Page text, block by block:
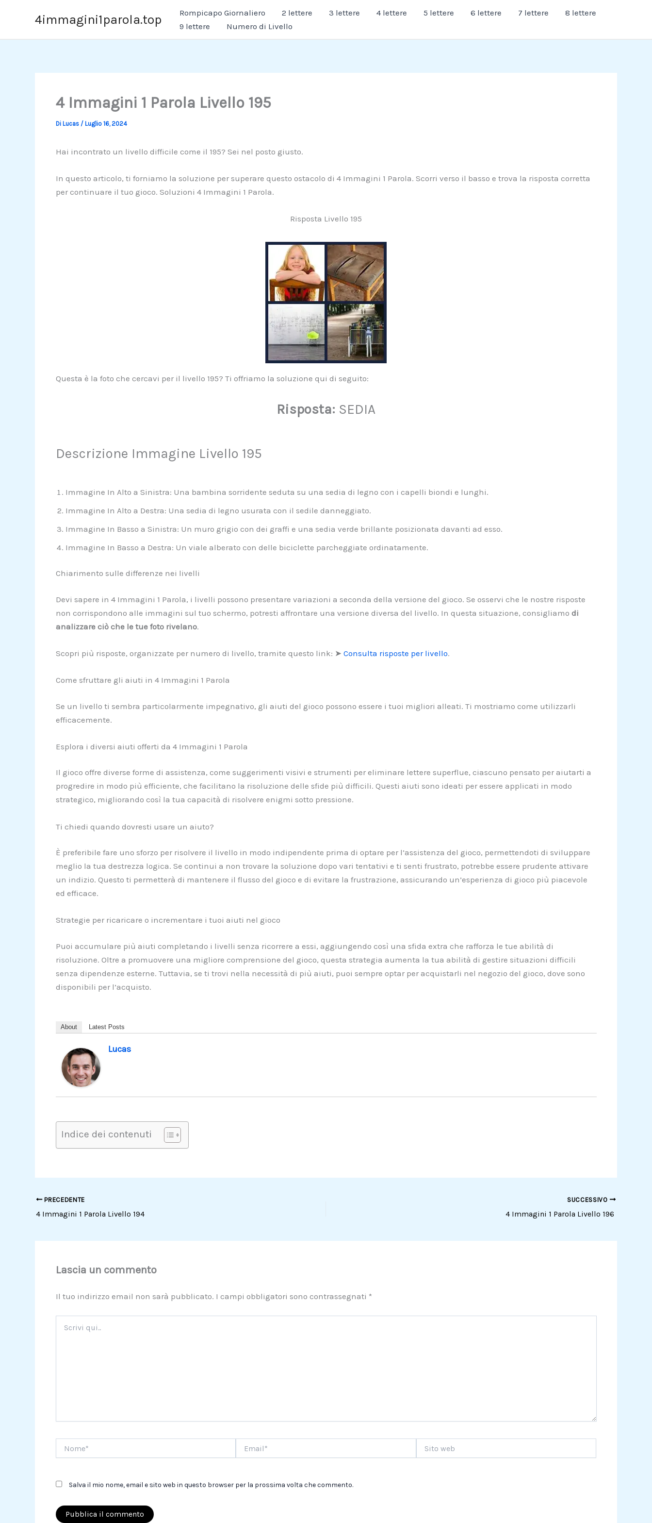
4immagini1parola.top Rompicapo Giornaliero 2 lettere 3 lettere 4 lettere 5 lettere 6 lettere 7 lettere
8 lettere
9 lettere
Numero di Livello
4 Immagini 1 Parola Livello 195
Di Lucas / Luglio 16, 2024
Hai incontrato un livello difficile come il 195? Sei nel posto giusto.
In questo articolo, ti forniamo la soluzione per superare questo ostacolo di 4 Immagini 1 Parola. Scorri verso il basso e trova la risposta corretta
per continuare il tuo gioco. Soluzioni 4 Immagini 1 Parola.
Risposta Livello 195
Questa è la foto che cercavi per il livello 195? Ti offriamo la soluzione qui di seguito:
Risposta: SEDIA
Descrizione Immagine Livello 195
Immagine In Alto a Sinistra: Una bambina sorridente seduta su una sedia di legno con i capelli biondi e lunghi.
Immagine In Alto a Destra: Una sedia di legno usurata con il sedile danneggiato.
Immagine In Basso a Sinistra: Un muro grigio con dei graffi e una sedia verde brillante posizionata davanti ad esso.
Immagine In Basso a Destra: Un viale alberato con delle biciclette parcheggiate ordinatamente.
Chiarimento sulle differenze nei livelli
Devi sapere in 4 Immagini 1 Parola, i livelli possono presentare variazioni a seconda della versione del gioco. Se osservi che le nostre risposte
non corrispondono alle immagini sul tuo schermo, potresti affrontare una versione diversa del livello. In questa situazione, consigliamo di
analizzare ciò che le tue foto rivelano.
Scopri più risposte, organizzate per numero di livello, tramite questo link: ➤ Consulta risposte per livello.
Come sfruttare gli aiuti in 4 Immagini 1 Parola
Se un livello ti sembra particolarmente impegnativo, gli aiuti del gioco possono essere i tuoi migliori alleati. Ti mostriamo come utilizzarli
efficacemente.
Esplora i diversi aiuti offerti da 4 Immagini 1 Parola
Il gioco offre diverse forme di assistenza, come suggerimenti visivi e strumenti per eliminare lettere superflue, ciascuno pensato per aiutarti a
progredire in modo più efficiente, che facilitano la risoluzione delle sfide più difficili. Questi aiuti sono ideati per essere applicati in modo
strategico, migliorando così la tua capacità di risolvere enigmi sotto pressione.
Ti chiedi quando dovresti usare un aiuto?
È preferibile fare uno sforzo per risolvere il livello in modo indipendente prima di optare per l’assistenza del gioco, permettendoti di sviluppare
meglio la tua destrezza logica. Se continui a non trovare la soluzione dopo vari tentativi e ti senti frustrato, potrebbe essere prudente attivare
un indizio. Questo ti permetterà di mantenere il flusso del gioco e di evitare la frustrazione, assicurando un’esperienza di gioco più piacevole
ed efficace.
Strategie per ricaricare o incrementare i tuoi aiuti nel gioco
Puoi accumulare più aiuti completando i livelli senza ricorrere a essi, aggiungendo così una sfida extra che rafforza le tue abilità di
risoluzione. Oltre a promuovere una migliore comprensione del gioco, questa strategia aumenta la tua abilità di gestire situazioni difficili
senza dipendenze esterne. Tuttavia, se ti trovi nella necessità di più aiuti, puoi sempre optar per acquistarli nel negozio del gioco, dove sono
disponibili per l’acquisto.
About Latest Posts
Lucas
Indice dei contenuti
PRECEDENTE
4 Immagini 1 Parola Livello 194
SUCCESSIVO
4 Immagini 1 Parola Livello 196
Lascia un commento
Il tuo indirizzo email non sarà pubblicato. I campi obbligatori sono contrassegnati *
qui..
web
Salva il mio nome, email e sito web in questo browser per la prossima volta che commento.